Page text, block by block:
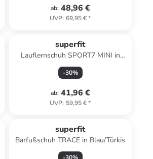
ab: 48,96 €
UVP: 69,95 €*
superfit
Lauflernschuh SPORT7 MINI in
Hellgrün/Lila
-30%
ab: 41,96 €
UVP: 59,95 €*
superfit
Barfußschuh TRACE in Blau/Türkis